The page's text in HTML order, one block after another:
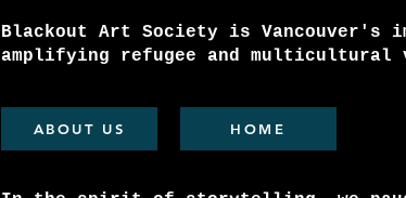
Blackout Art Society is Vancouver's
amplifying refugee and multicultural
ABOUT US HOME